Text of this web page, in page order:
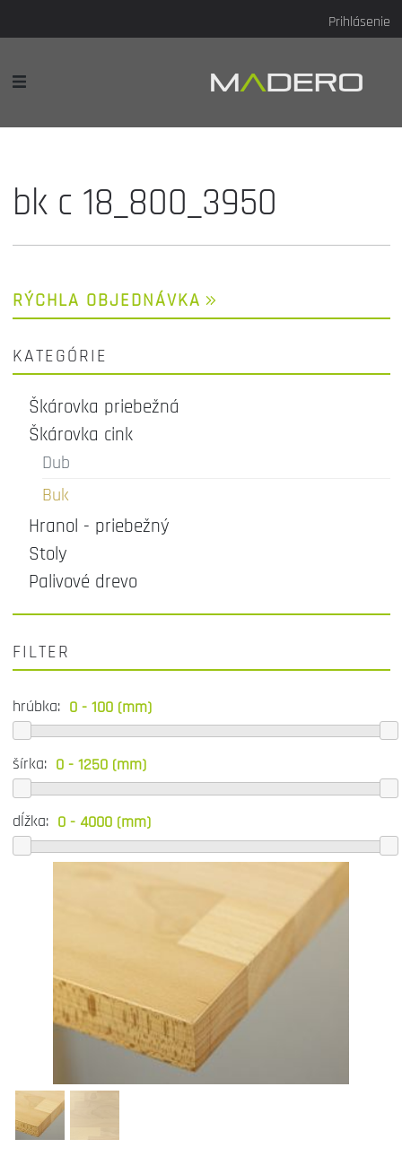
Prihlásenie
bk c 18_800_3950
RÝCHLA OBJEDNÁVKA
KATEGÓRIE
Škárovka priebežná
Škárovka cink
Dub
Buk
Hranol - priebežný
Stoly
Palivové drevo
FILTER
hrúbka:
šírka:
dĺžka: